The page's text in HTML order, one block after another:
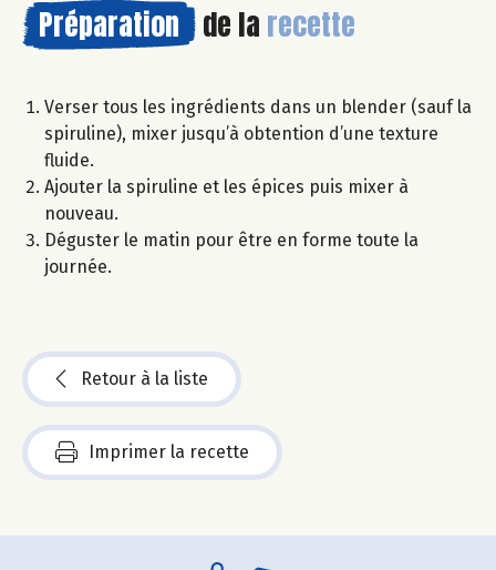
Préparation de la recette
Verser tous les ingrédients dans un blender (sauf la
spiruline), mixer jusqu’à obtention d’une texture
fluide.
Ajouter la spiruline et les épices puis mixer à
nouveau.
Déguster le matin pour être en forme toute la
journée.
Retour à la liste
Imprimer la recette